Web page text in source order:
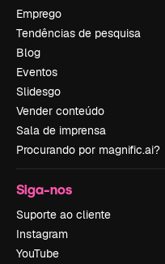
Emprego
Tendências de pesquisa
Blog
Eventos
Slidesgo
Vender conteúdo
Sala de imprensa
Procurando por magnific.ai?
Siga-nos
Suporte ao cliente
Instagram
YouTube